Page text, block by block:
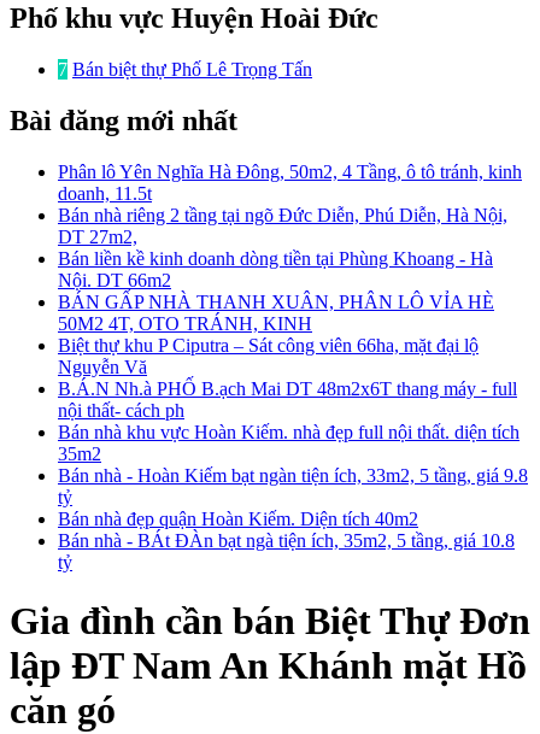
Phố khu vực Huyện Hoài Đức
7 Bán biệt thự Phố Lê Trọng Tấn
Bài đăng mới nhất
Phân lô Yên Nghĩa Hà Đông, 50m2, 4 Tầng, ô tô tránh, kinh
doanh, 11.5t
Bán nhà riêng 2 tầng tại ngõ Đức Diễn, Phú Diễn, Hà Nội,
DT 27m2,
Bán liền kề kinh doanh dòng tiền tại Phùng Khoang - Hà
Nội. DT 66m2
BÁN GẤP NHÀ THANH XUÂN, PHÂN LÔ VỈA HÈ
50M2 4T, OTO TRÁNH, KINH
Biệt thự khu P Ciputra – Sát công viên 66ha, mặt đại lộ
Nguyễn Vă
B.Á.N Nh.à PHỐ B.ạch Mai DT 48m2x6T thang máy - full
nội thất- cách ph
Bán nhà khu vực Hoàn Kiếm. nhà đẹp full nội thất. diện tích
35m2
Bán nhà - Hoàn Kiếm bạt ngàn tiện ích, 33m2, 5 tầng, giá 9.8
tỷ
Bán nhà đẹp quận Hoàn Kiếm. Diện tích 40m2
Bán nhà - BÁt ĐÀn bạt ngà tiện ích, 35m2, 5 tầng, giá 10.8
tỷ
Gia đình cần bán Biệt Thự Đơn
lập ĐT Nam An Khánh mặt Hồ
căn gó